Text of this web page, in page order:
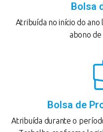
Bolsa
Atribuída no início do
abono de
Bolsa de
Atribuída durante o